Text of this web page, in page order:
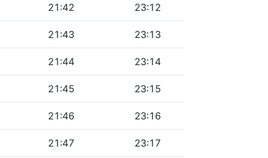
21:42 23:12
21:43 23:13
21:44 23:14
21:45 23:15
21:46 23:16
21:47 23:17